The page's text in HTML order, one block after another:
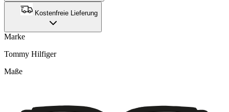
Kostenfreie Lieferung
Marke
Tommy Hilfiger
Maße